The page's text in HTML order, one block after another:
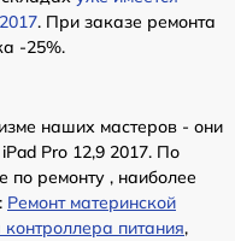
. При заказе ремонта
-25%.
наших мастеров - они
Pro 12,9 2017. По
ремонту , наиболее
Ремонт материнской
питания,